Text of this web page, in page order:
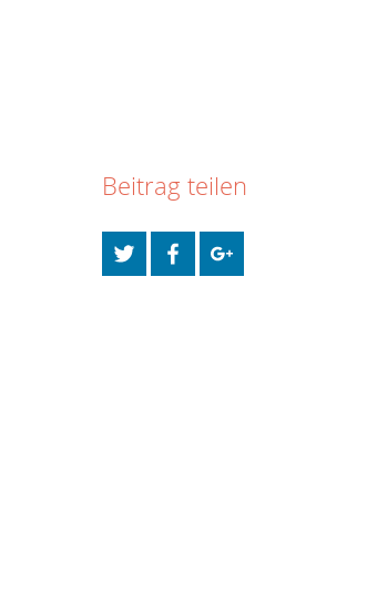
Beitrag teilen